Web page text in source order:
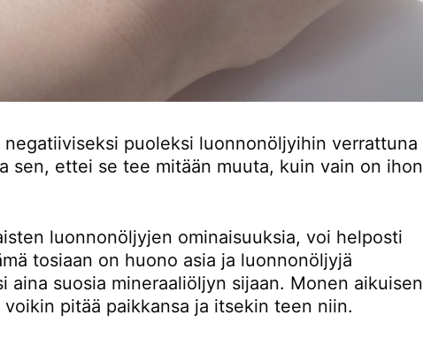
negatiiviseksi puoleksi luonnonöljyihin verrattuna
sen, ettei se tee mitään muuta, kuin vain on ihon
luonnonöljyjen ominaisuuksia, voi helposti
tosiaan on huono asia ja luonnonöljyjä
aina suosia mineraaliöljyn sijaan. Monen aikuisen
voikin pitää paikkansa ja itsekin teen niin.